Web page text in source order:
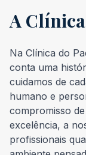
A Clínica
Na Clínica do
conta uma
cuidamos de
humano e
compromisso
excelência, a
profissionais